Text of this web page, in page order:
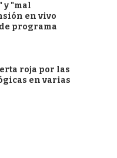
y "mal
en vivo
programa
roja por las
en varias